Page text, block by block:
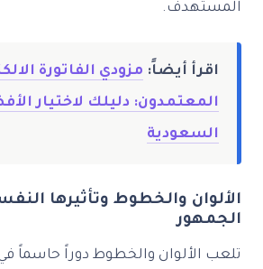
المستهدف.
اقرأ أيضاً: مزودي الفاتورة
المعتمدون: دليلك لاختيار
السعودية
الألوان والخطوط وتأثيرها
الجمهور
تلعب الألوان والخطوط دوراً حاسماً